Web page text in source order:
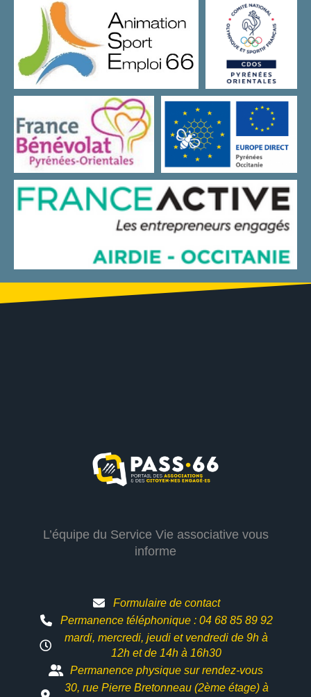
L’équipe du Service Vie associative vous
informe
Formulaire de contact
Permanence téléphonique : 04 68 85 89 92
mardi, mercredi, jeudi et vendredi de 9h à
12h etde 14h à 16h30
Permanence physique sur rendez-vous
30, rue Pierre Bretonneau (2ème étage) à